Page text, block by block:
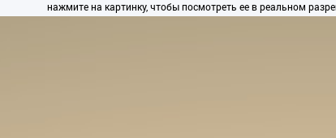
нажмите на картинку, чтобы посмотреть ее в реальном